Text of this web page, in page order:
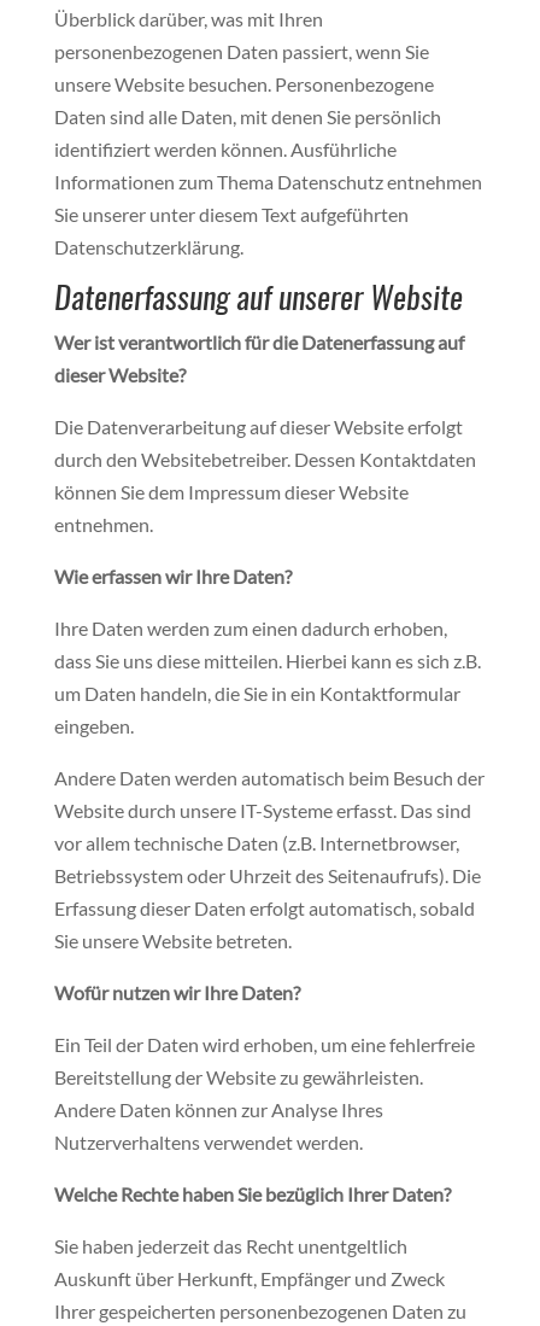
Überblick darüber, was mit Ihren
personenbezogenen Daten passiert, wenn Sie
unsere Website besuchen. Personenbezogene
Daten sind alle Daten, mit denen Sie persönlich
identifiziert werden können. Ausführliche
Informationen zum Thema Datenschutz entnehmen
Sie unserer unter diesem Text aufgeführten
Datenschutzerklärung.
Datenerfassung auf unserer Website
Wer ist verantwortlich für die Datenerfassung auf
dieser Website?
Die Datenverarbeitung auf dieser Website erfolgt
durch den Websitebetreiber. Dessen Kontaktdaten
können Sie dem Impressum dieser Website
entnehmen.
Wie erfassen wir Ihre Daten?
Ihre Daten werden zum einen dadurch erhoben,
dass Sie uns diese mitteilen. Hierbei kann es sich z.B.
um Daten handeln, die Sie in ein Kontaktformular
eingeben.
Andere Daten werden automatisch beim Besuch der
Website durch unsere IT-Systeme erfasst. Das sind
vor allem technische Daten (z.B. Internetbrowser,
Betriebssystem oder Uhrzeit des Seitenaufrufs). Die
Erfassung dieser Daten erfolgt automatisch, sobald
Sie unsere Website betreten.
Wofür nutzen wir Ihre Daten?
Ein Teil der Daten wird erhoben, um eine fehlerfreie
Bereitstellung der Website zu gewährleisten.
Andere Daten können zur Analyse Ihres
Nutzerverhaltens verwendet werden.
Welche Rechte haben Sie bezüglich Ihrer Daten?
Sie haben jederzeit das Recht unentgeltlich
Auskunft über Herkunft, Empfänger und Zweck
Ihrer gespeicherten personenbezogenen Daten zu